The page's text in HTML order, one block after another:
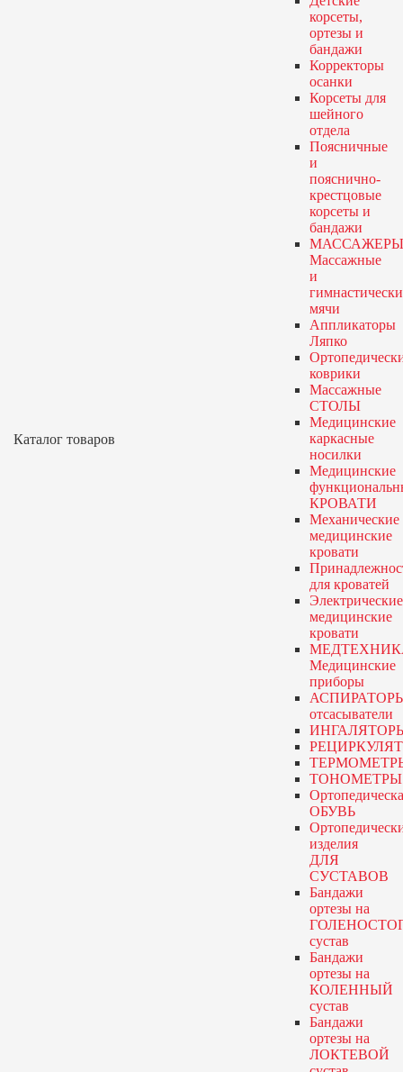
Каталог товаров
корсеты,
ортезы и
бандажи
Корректоры
осанки
Корсеты для
шейного
отдела
Поясничные
и
пояснично-
крестцовые
корсеты и
бандажи
Массажные
и
мячи
Аппликаторы
Ляпко
коврики
Массажные
СТОЛЫ
Медицинские
каркасные
носилки
Медицинские
КРОВАТИ
Механические
медицинские
кровати
для кроватей
Электрические
медицинские
кровати
Медицинские
приборы
отсасыватели
ТОНОМЕТРЫ
ОБУВЬ
изделия
ДЛЯ
СУСТАВОВ
Бандажи
ортезы на
сустав
Бандажи
ортезы на
КОЛЕННЫЙ
сустав
Бандажи
ортезы на
ЛОКТЕВОЙ